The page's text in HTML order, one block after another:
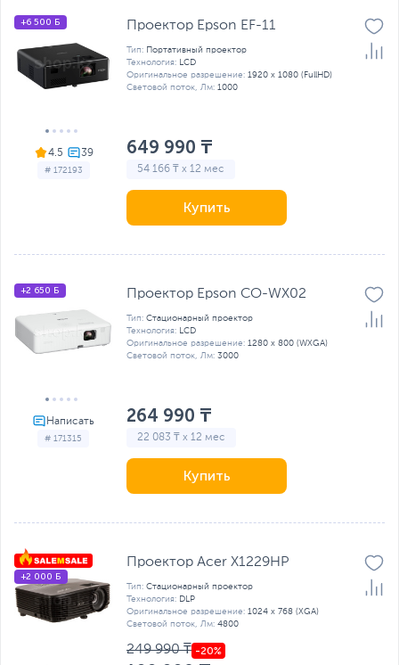
4.5
# 172193
+6 500 Б Проектор Epson EF-11
Тип: Портативный проектор
Технология:
LCD
Оригинальное разрешение: 1920 x 1080 (FullHD)
Световой поток, Лм: 1000
649 990 ₸
54 166 ₸ x 12 мес
Купить
# 171315
+2 650 Б Проектор Epson CO-WX02
Тип: Стационарный проектор
Технология:
LCD
Оригинальное разрешение: 1280 x 800 (WXGA)
Световой поток, Лм: 3000
264 990 ₸
22 083 ₸ x 12 мес
Купить
+2 000 Б
Проектор Acer X1229HP
Тип: Стационарный проектор
Технология: DLP
Оригинальное разрешение: 1024 x 768 (XGA)
Световой поток, Лм: 4800
249 990 ₸